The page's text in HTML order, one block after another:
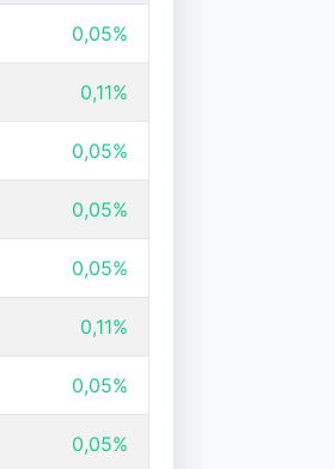
0,05%
0,11%
0,05%
0,05%
0,05%
0,11%
0,05%
0,05%